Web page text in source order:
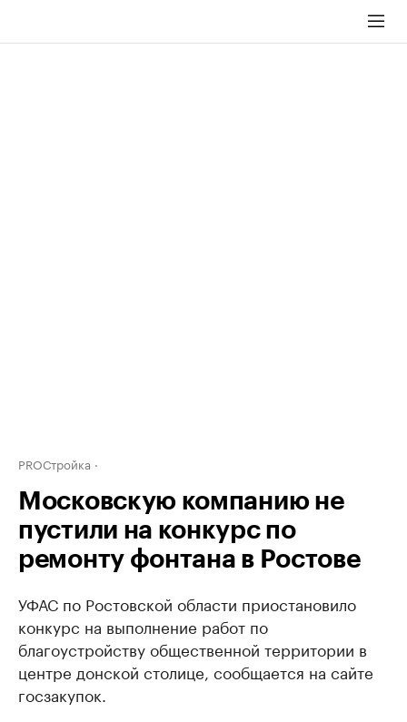
PROСтройка
Московскую компанию не
пустили на конкурс по
ремонту фонтана в Ростове
УФАС по Ростовской области приостановило
конкурс на выполнение работ по
благоустройству общественной территории в
центре донской столице, сообщается на сайте
госзакупок.